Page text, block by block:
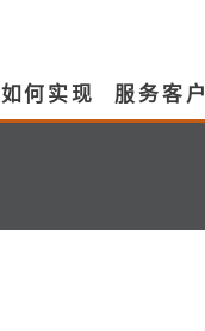
如何实现 服务客户